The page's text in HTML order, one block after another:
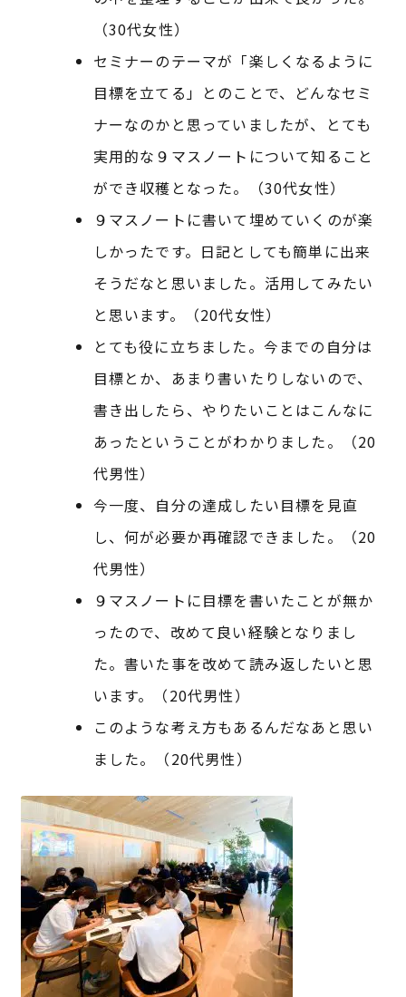
（30代女性）
セミナーのテーマが「楽しくなるように
目標を立てる」とのことで、どんなセミ
ナーなのかと思っていましたが、とても
実用的な９マスノートについて知ること
ができ収穫となった。（30代女性）
９マスノートに書いて埋めていくのが楽
しかったです。日記としても簡単に出来
そうだなと思いました。活用してみたい
と思います。（20代女性）
とても役に立ちました。今までの自分は
目標とか、あまり書いたりしないので、
書き出したら、やりたいことはこんなに
あったということがわかりました。（20
代男性）
今一度、自分の達成したい目標を見直
し、何が必要か再確認できました。（20
代男性）
９マスノートに目標を書いたことが無か
ったので、改めて良い経験となりまし
た。書いた事を改めて読み返したいと思
います。（20代男性）
このような考え方もあるんだなあと思い
ました。（20代男性）